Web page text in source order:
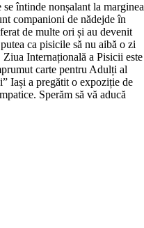
întinde nonșalant la marginea
companioni de nădejde în
de multe ori și au devenit
ca pisicile să nu aibă o zi
Internațională a Pisicii este
carte pentru Adulți al
Iași a pregătit o expoziție de
Sperăm să vă aducă